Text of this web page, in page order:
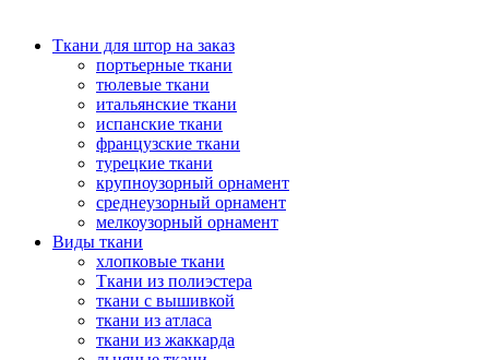
Ткани для штор на заказ
портьерные ткани
тюлевые ткани
итальянские ткани
испанские ткани
французские ткани
турецкие ткани
крупноузорный орнамент
среднеузорный орнамент
мелкоузорный орнамент
Виды ткани
хлопковые ткани
Ткани из полиэстера
ткани с вышивкой
ткани из атласа
ткани из жаккарда